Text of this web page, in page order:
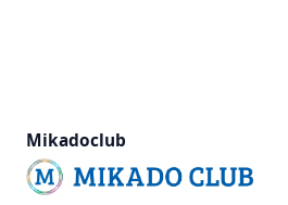
Mikadoclub